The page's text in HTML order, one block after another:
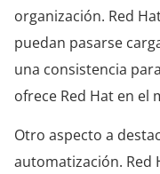
organización. Red
puedan pasarse
una consistencia
ofrece Red Hat en el
Otro aspecto a
automatización. Red